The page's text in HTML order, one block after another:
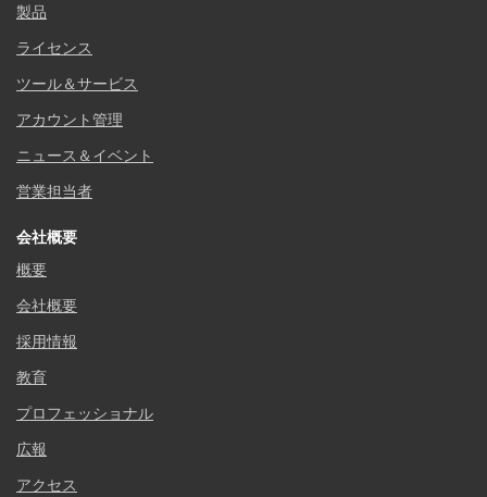
製品
ライセンス
ツール＆サービス
アカウント管理
ニュース＆イベント
営業担当者
会社概要
概要
会社概要
採用情報
教育
プロフェッショナル
広報
アクセス